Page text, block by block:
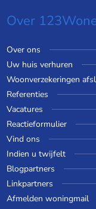
Over
Over ons
Uw huis verhuren
Woonverzekeringen
Referenties
Vacatures
Reactieformulier
Vind ons
Indien u twijfelt
Blogpartners
Linkpartners
Afmelden woningmail